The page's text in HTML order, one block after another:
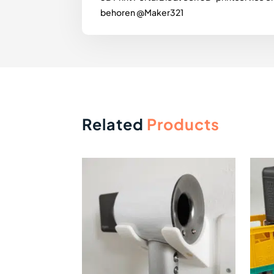
behoren @Maker321
Related Products
heeft
Deze
optie